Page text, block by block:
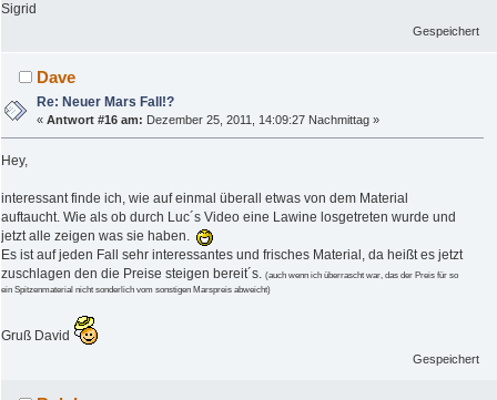
Sigrid
Gespeichert
Dave
Re: Neuer Mars Fall!?
«Antwort #16 am: Dezember 25, 2011, 14:09:27 Nachmittag »
Hey,
interessant finde ich, wie auf einmal überall etwas von dem Material
auftaucht. Wie als ob durch Luc´s Video eine Lawine losgetreten wurde und
jetzt alle zeigen was sie haben.
Es ist auf jeden Fall sehr interessantes und frisches Material, da heißt es jetzt
zuschlagen den die Preise steigen bereit´s. (auch wenn ich überrascht war, das der Preis für so
ein Spitzenmaterial nicht sonderlich vom sonstigen Marspreis abweicht)
Gruß David
Gespeichert